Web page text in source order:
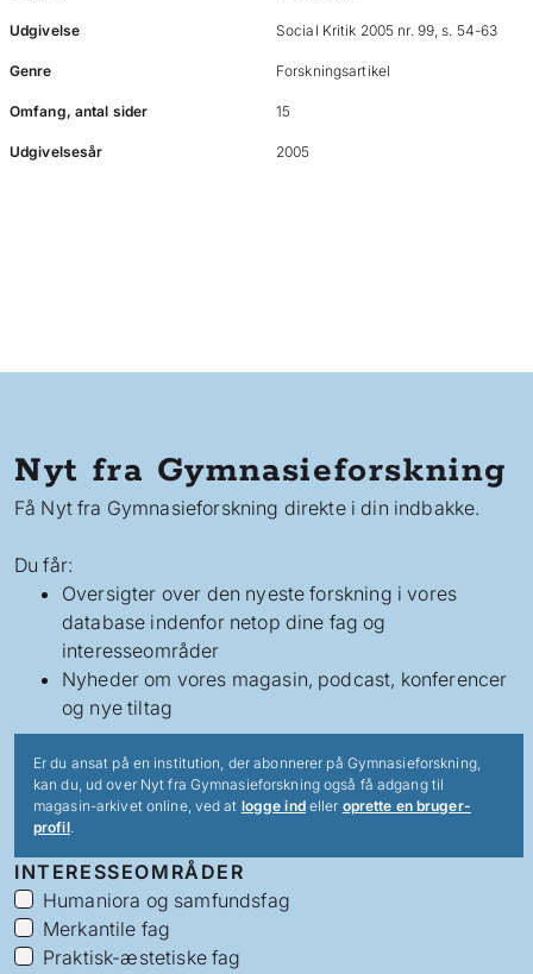
Udgivelse Social Kritik 2005 nr. 99, s. 54-63
Genre Forskningsartikel
Omfang, antal sider 15
Udgivelsesår 2005
Nyt fra Gymnasieforskning
Få Nyt fra Gymnasieforskning direkte i din indbakke.
Du får:
Oversigter over den nyeste forskning i vores
database indenfor netop dine fag og
interesseområder
Nyheder om vores magasin, podcast, konferencer
og nye tiltag
Er du ansat på en institution, der abonnerer på Gymnasieforskning,
kan du, ud over Nyt fra Gymnasieforskning også få adgang til
magasin-arkivet online, ved at logge indeller oprette en bruger-
profil.
INTERESSEOMRÅDER
Humaniora og samfundsfag
Merkantile fag
Praktisk-æstetiske fag